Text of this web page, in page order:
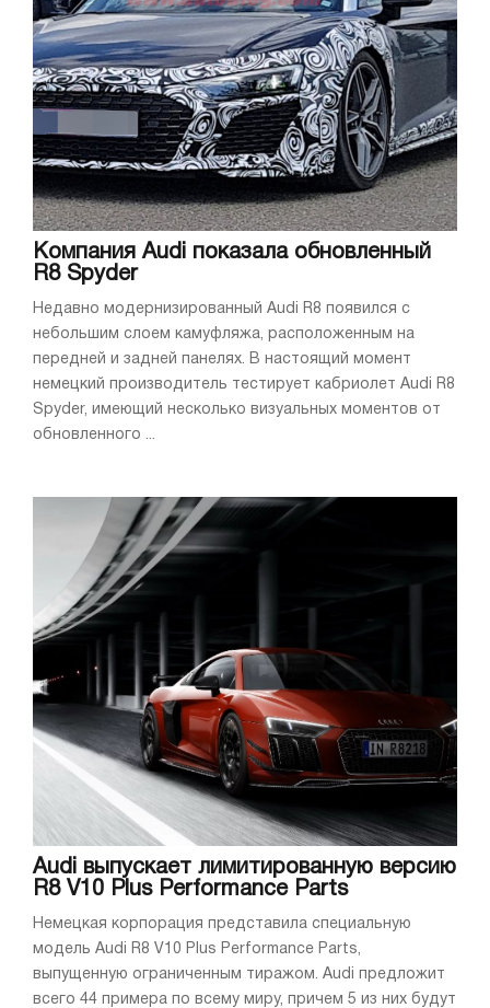
Компания Audi показала обновленный
R8 Spyder
Недавно модернизированный Audi R8 появился с
небольшим слоем камуфляжа, расположенным на
передней и задней панелях. В настоящий момент
немецкий производитель тестирует кабриолет Audi R8
Spyder, имеющий несколько визуальных моментов от
обновленного ...
Audi выпускает лимитированную версию
R8 V10 Plus Performance Parts
Немецкая корпорация представила специальную
модель Audi R8 V10 Plus Performance Parts,
выпущенную ограниченным тиражом. Audi предложит
всего 44 примера по всему миру, причем 5 из них будут